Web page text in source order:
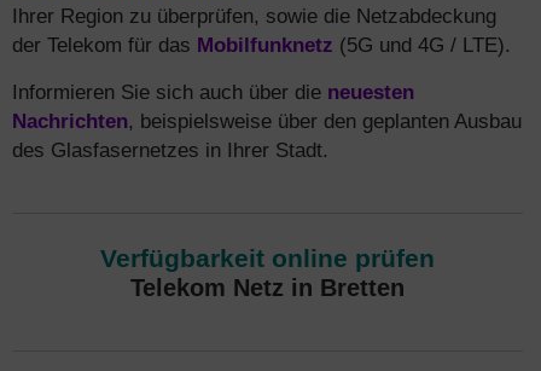
Ihrer Region zu überprüfen, sowie die Netzabdeckung
der Telekom für das Mobilfunknetz (5G und 4G / LTE).
Informieren Sie sich auch über die neuesten
Nachrichten, beispielsweise über den geplanten Ausbau
des Glasfasernetzes in Ihrer Stadt.
Verfügbarkeit online prüfen
Telekom Netz in Bretten